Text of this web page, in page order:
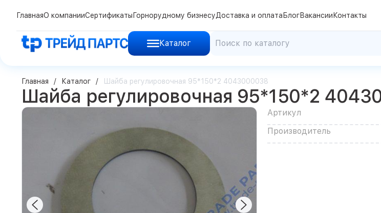
Каталог
ГлавнаяО компанииСертификаты Горнорудному бизнесуДоставка и оплата БлогВакансии Контакты
Главная Каталог Шайба регулировочная 95*150*2 4043000038
Шайба регулировочная 95*150*2
Артикул
Производитель